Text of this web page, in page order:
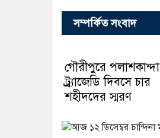
সম্পর্কিত সংবাদ
গৌরীপুরে পলাশকান্দা
ট্র্র্যাজেডি দিবসে চার
শহীদদের স্মরণ